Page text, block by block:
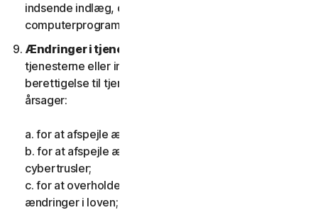
indsende indlæg, der indeholder potentielt skadelige
computerprogrammer eller filer.
Ændringer i tjenesterne.
tjenesterne eller indføre eller variere kriterierne for
berettigelse til tjenesterne af en eller flere følgende
årsager:
a. for at afspejle ændringer i teknologien;
b. for at afspejle ændringer i karakteren af
cybertrusler;
c. for at overholde gældende lovgivning og afspejle
ændringer i loven;